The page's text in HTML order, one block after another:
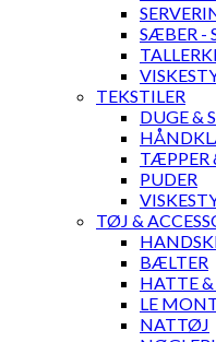
SÆBER -
TEKSTILER
DUGE &
TÆPPER
PUDER
TØJ &
BÆLTER
HATTE
LE
NATTØJ